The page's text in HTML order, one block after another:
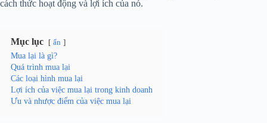
cách thức hoạt động và lợi ích của nó.
Mục lục ẩn
Mua lại là gì?
Quá trình mua lại
Các loại hình mua lại
Lợi ích của việc mua lại trong kinh doanh
Ưu và nhược điểm của việc mua lại